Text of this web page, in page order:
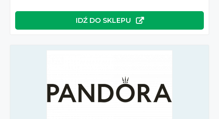
IDŹ DO SKLEPU